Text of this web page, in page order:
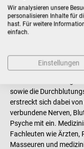
Eine Massage dient
Muskulatur, Haut,
Dehnungs- und
Beschwerden
verschiedenste Leiden
sowie die
erstreckt sich dabei
verbundene Nerven,
Psyche mit ein.
Fachleuten wie Ärzten,
Masseuren und
Wir analysieren unsere
personalisieren Inhalte für
hast. Für weitere
einfach.
Einstellungen